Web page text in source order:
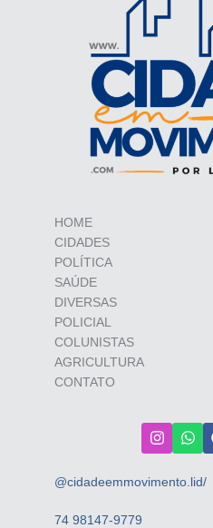
HOME
CIDADES
POLÍTICA
SAÚDE
DIVERSAS
POLICIAL
COLUNISTAS
AGRICULTURA
CONTATO
@cidadeemmovimento.lid/
74 98147-9779